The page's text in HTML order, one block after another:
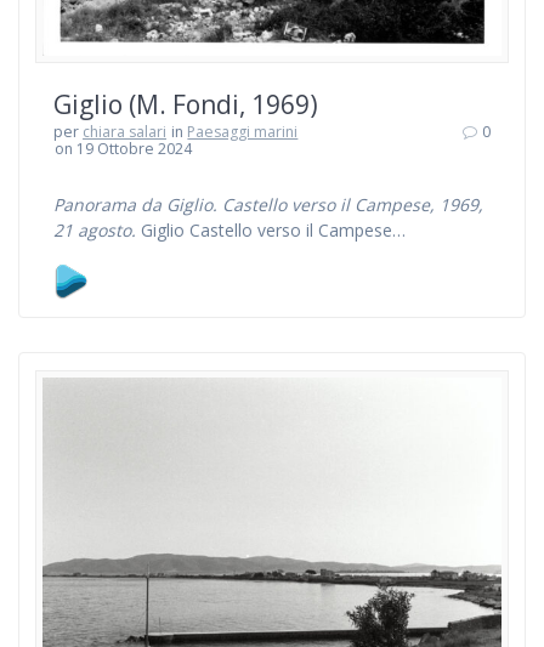
Giglio (M. Fondi, 1969)
per chiara salari in Paesaggi marini
on 19 Ottobre 2024
0
Panorama da Giglio. Castello verso il Campese, 1969,
21 agosto. Giglio Castello verso il Campese…